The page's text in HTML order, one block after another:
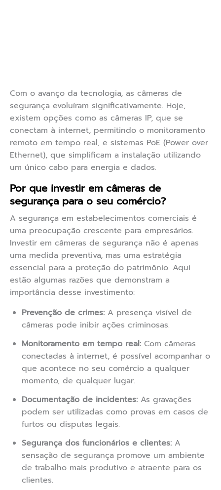
Com o avanço da tecnologia, as câmeras de
segurança evoluíram significativamente. Hoje,
existem opções como as câmeras IP, que se
conectam à internet, permitindo o monitoramento
remoto em tempo real, e sistemas PoE (Power over
Ethernet), que simplificam a instalação utilizando
um único cabo para energia e dados.
Por que investir em câmeras de
segurança para o seu comércio?
A segurança em estabelecimentos comerciais é
uma preocupação crescente para empresários.
Investir em câmeras de segurança não é apenas
uma medida preventiva, mas uma estratégia
essencial para a proteção do patrimônio. Aqui
estão algumas razões que demonstram a
importância desse investimento:
Prevenção de crimes: A presença visível de
câmeras pode inibir ações criminosas.
Monitoramento em tempo real: Com câmeras
conectadas à internet, é possível acompanhar o
que acontece no seu comércio a qualquer
momento, de qualquer lugar.
Documentação de incidentes: As gravações
podem ser utilizadas como provas em casos de
furtos ou disputas legais.
Segurança dos funcionários e clientes: A
sensação de segurança promove um ambiente
de trabalho mais produtivo e atraente para os
clientes.